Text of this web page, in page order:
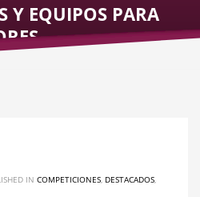
Y EQUIPOS PARA
IN COMPETICIONES DESTACADOS